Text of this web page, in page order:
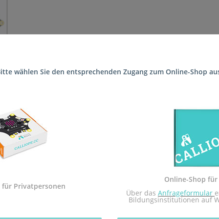
Schule (Realschule plus Am Ebertpark Ludwigshafen)
I und der Calliope mini Startbox. Das Arbeitsheft
Calliope mini umgesetzt.
I in Rheinland-Pfalz zugelassen.
mit dem Redaktionsteam inf-schule.de, insbesondere Daniel
wählen Sie den entsprechenden Zugang zum Online-Shop
für Privatpersonen
Online-Shop für
Über das Anfrageformular
Bildungsinstitutionen auf